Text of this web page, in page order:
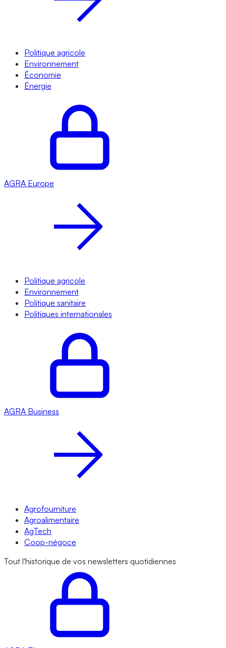
Politique agricole
Environnement
Économie
Énergie
AGRA Europe
Politique agricole
Environnement
Politique sanitaire
Politiques internationales
AGRA Business
Agrofourniture
Agroalimentaire
AgTech
Coop-négoce
Tout l'historique de vos newsletters quotidiennes